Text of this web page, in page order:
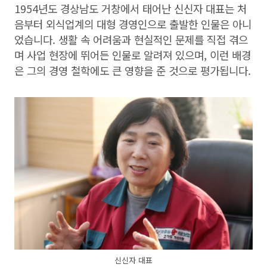
1954년도 경상남도 거창에서 태어난 신신자 대표는 처
음부터 외식업계의 대형 경영인으로 출발한 인물은 아니
었습니다. 생활 속 어려움과 현실적인 문제를 직접 겪으
며 사업 현장에 뛰어든 인물로 알려져 있으며, 이런 배경
은 그의 경영 철학에도 큰 영향을 준 것으로 평가됩니다.
신신자 대표